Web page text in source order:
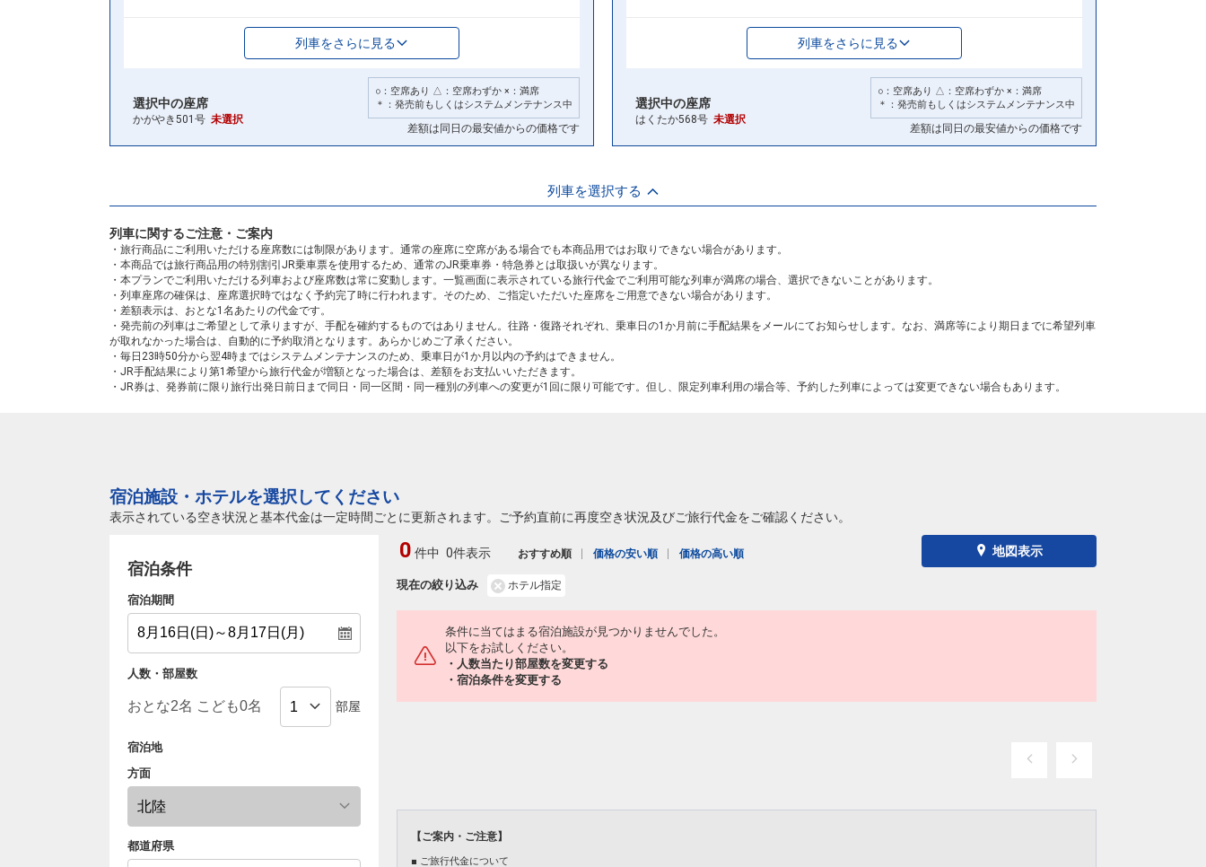
列車をさらに見る
○：空席あり △：空席わずか ×：満席
＊：発売前もしくはシステムメンテナンス中
差額は同日の最安値からの価格です
選択中の座席
かがやき501号 未選択
列車をさらに見る
○：空席あり △：空席わずか ×：満席
＊：発売前もしくはシステムメンテナンス中
差額は同日の最安値からの価格です
選択中の座席
はくたか568号 未選択
列車を選択する
列車に関するご注意・ご案内
・旅行商品にご利用いただける座席数には制限があります。通常の座席に空席がある場合でも本商品用ではお取りできない場合があります。
・本商品では旅行商品用の特別割引JR乗車票を使用するため、通常のJR乗車券・特急券とは取扱いが異なります。
・本プランでご利用いただける列車および座席数は常に変動します。一覧画面に表示されている旅行代金でご利用可能な列車が満席の場合、選択できないことがあります。
・列車座席の確保は、座席選択時ではなく予約完了時に行われます。そのため、ご指定いただいた座席をご用意できない場合があります。
・差額表示は、おとな1名あたりの代金です。
・発売前の列車はご希望として承りますが、手配を確約するものではありません。往路・復路それぞれ、乗車日の1か月前に手配結果をメールにてお知らせします。なお、満席等により期日までに希望列車
が取れなかった場合は、自動的に予約取消となります。あらかじめご了承ください。
・毎日23時50分から翌4時まではシステムメンテナンスのため、乗車日が1か月以内の予約はできません。
・JR手配結果により第1希望から旅行代金が増額となった場合は、差額をお支払いいただきます。
・JR券は、発券前に限り旅行出発日前日まで同日・同一区間・同一種別の列車への変更が1回に限り可能です。但し、限定列車利用の場合等、予約した列車によっては変更できない場合もあります。
宿泊施設・ホテルを選択してください
表示されている空き状況と基本代金は一定時間ごとに更新されます。ご予約直前に再度空き状況及びご旅行代金をご確認ください。
宿泊条件
宿泊期間
人数・部屋数
部屋
宿泊地
方面
都道府県
地図表示
現在の絞り込み ホテル指定
0 件中 0件表示 おすすめ順 価格の安い順 価格の高い順
条件に当てはまる宿泊施設が見つかりませんでした。
以下をお試しください。
・人数当たり部屋数を変更する
・宿泊条件を変更する
【ご案内・ご注意】
■ ご旅行代金について